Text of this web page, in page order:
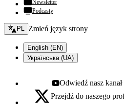
Newsletter
Podcasty
Zmień język - bieżący:
PL Zmień język strony
English (EN)
Українська (UA)
Youtube - otwiera się w nowej
Odwiedź nasz
X - otwiera się w nowej karcie
Przejdź do naszego